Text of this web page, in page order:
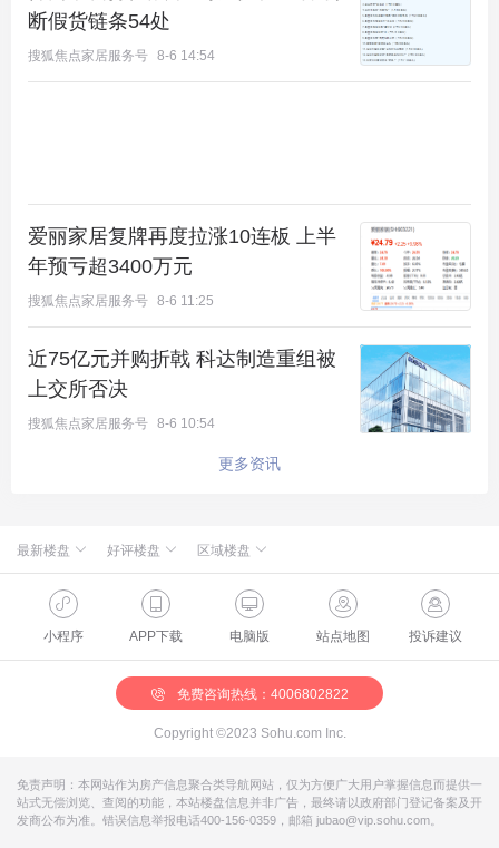
断假货链条54处
搜狐焦点家居服务号 8-6 14:54
爱丽家居复牌再度拉涨10连板 上半
年预亏超3400万元
搜狐焦点家居服务号 8-6 11:25
近75亿元并购折戟 科达制造重组被
上交所否决
搜狐焦点家居服务号 8-6 10:54
更多资讯
最新楼盘 好评楼盘 区域楼盘
绿城·朗月和风 新航城世界映
怀柔国贤府
缦合北京
懋源·騴橒臺
北京城建·文华知筑
北京城建·和知筑|铂瑞
北京建工·嘉棠雅序
国樾天颂
北京楼盘
石景山楼盘
昌平楼盘
大兴楼盘
房山楼盘
朝阳楼盘
通州楼盘
桃源新都孔雀城 华银天鹅湖
温泉新都孔雀城
中海北京世家
燕都古城·和园
中冶兴隆新城·红石郡
路劲阳光城
富力和园
小程序 APP下载 电脑版 站点地图 投诉建议
免费咨询热线：4006802822
Copyright ©2023 Sohu.com Inc.
免责声明：本网站作为房产信息聚合类导航网站，仅为方便广大用户掌握信息而提供一
站式无偿浏览、查阅的功能，本站楼盘信息并非广告，最终请以政府部门登记备案及开
发商公布为准。错误信息举报电话400-156-0359，邮箱 jubao@vip.sohu.com。